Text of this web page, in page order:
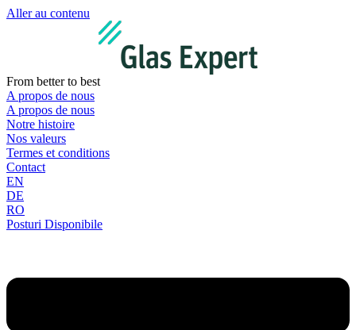
Aller au contenu
From better to best
A propos de nous
A propos de nous
Notre histoire
Nos valeurs
Termes et conditions
Contact
EN
DE
RO
Posturi Disponibile